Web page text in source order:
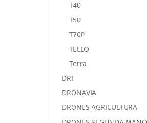
T40
T50
T70P
TELLO
Terra
DRI
DRONAVIA
DRONES AGRICULTURA